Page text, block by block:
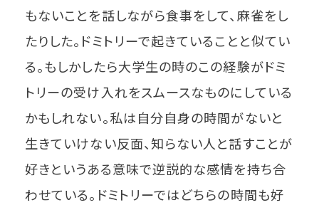
もないことを話しながら食事をして、麻雀をし
たりした。ドミトリーで起きていることと似てい
る。もしかしたら大学生の時のこの経験がドミ
トリーの受け入れをスムースなものにしている
かもしれない。私は自分自身の時間がないと
生きていけない反面、知らない人と話すことが
好きというある意味で逆説的な感情を持ち合
わせている。ドミトリーではどちらの時間も好